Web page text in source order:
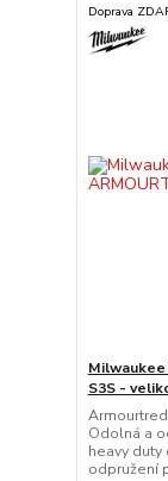
Doprava
Milwaukee
S3S -
Odolná a
heavy duty
odpružení